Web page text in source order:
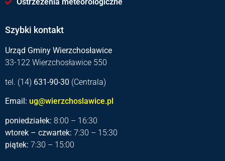
Ostrzeżenia meteorologiczne
Szybki kontakt
Urząd Gminy Wierzchosławice
33-122 Wierzchosławice 550
tel. (14) 631-90-30 (Centrala)
Email: ug@wierzchoslawice.pl
poniedziałek: 8:00 – 16:30
wtorek – czwartek: 7:30 – 15:30
piątek: 7:30 – 15:00